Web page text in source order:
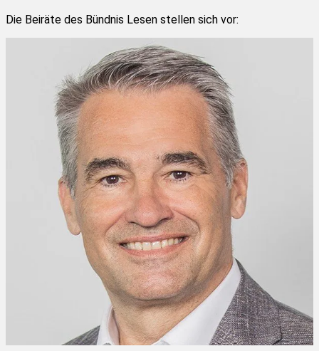
Die Beiräte des Bündnis Lesen stellen sich vor: